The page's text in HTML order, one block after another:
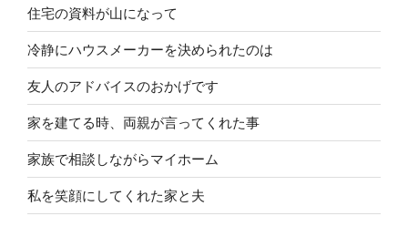
住宅の資料が山になって
冷静にハウスメーカーを決められたのは
友人のアドバイスのおかげです
家を建てる時、両親が言ってくれた事
家族で相談しながらマイホーム
私を笑顔にしてくれた家と夫